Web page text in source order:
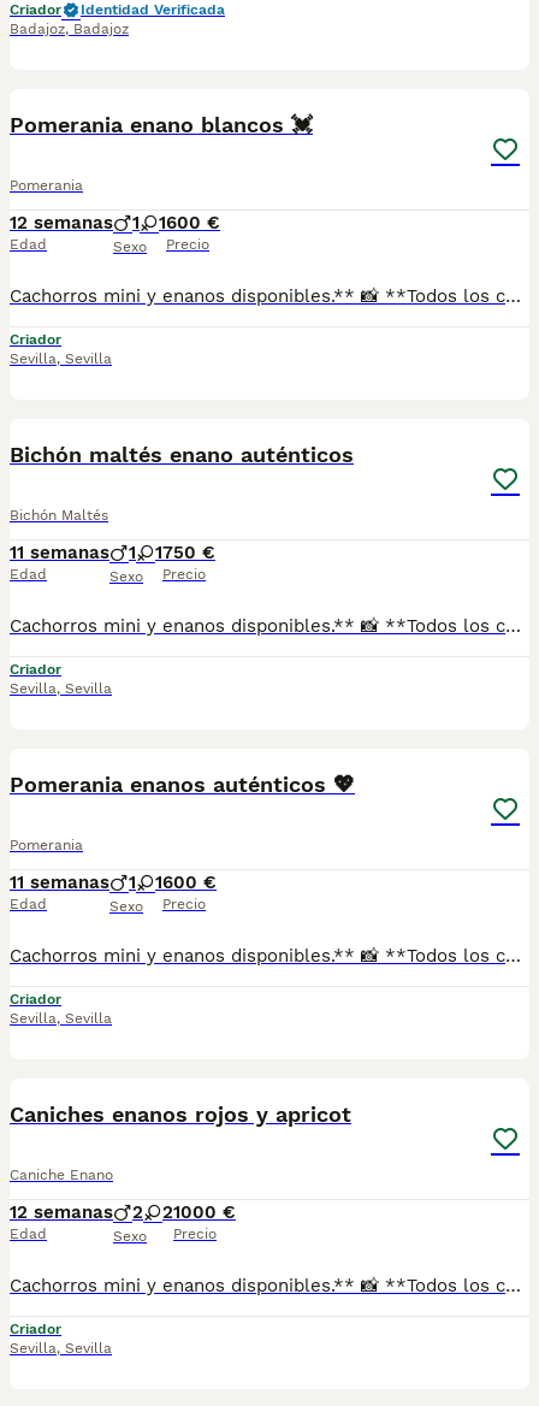
Criador
Identidad Verificada
Badajoz, Badajoz
Pomerania enano blancos 💓
Pomerania
12 semanas
Edad
1 1
Sexo
600 €
Precio
Cachorros mini y enanos disponibles.** 📸 **Todos los cachorros disponibles están publicados en nuestra web**, donde podrás ver fotos actualizadas, información y disponibilidad. ✅ Se entregan con: ✔ Cartilla veterinaria. ✔ Vacunas al día según la edad. ✔ Pienso para los primeros días. ✔ Contrato de compra. ✔ Garantía. 🚚 **Envíos con pago a la entrega** para mayor comodidad y tranquilidad. 📍 Enviamos a: Andalucía, Madrid, Cataluña, Comunidad Valenciana, Murcia, Aragón, Castilla-La Mancha, Castilla y León, Extremadura, Galicia, Asturias, Cantabria, País Vasco, Navarra y La Rioja. 📞 Teléfono y WhatsApp: **621 31 88 32** 🌐 Web: https://www.mundochihuahua.es
Criador
Sevilla, Sevilla
Bichón maltés enano auténticos
Bichón Maltés
11 semanas
Edad
1 1
Sexo
750 €
Precio
Cachorros mini y enanos disponibles.** 📸 **Todos los cachorros disponibles están publicados en nuestra web**, donde podrás ver fotos actualizadas, información y disponibilidad. ✅ Se entregan con: ✔ Cartilla veterinaria. ✔ Vacunas al día según la edad. ✔ Pienso para los primeros días. ✔ Contrato de compra. ✔ Garantía. 🚚 **Envíos con pago a la entrega** para mayor comodidad y tranquilidad. 📍 Enviamos a: Andalucía, Madrid, Cataluña, Comunidad Valenciana, Murcia, Aragón, Castilla-La Mancha, Castilla y León, Extremadura, Galicia, Asturias, Cantabria, País Vasco, Navarra y La Rioja. 📞 Teléfono y WhatsApp: **621 31 88 32** 🌐 Web: https://www.mundochihuahua.es
Criador
Sevilla, Sevilla
Pomerania enanos auténticos 💖
Pomerania
11 semanas
Edad
1 1
Sexo
600 €
Precio
Cachorros mini y enanos disponibles.** 📸 **Todos los cachorros disponibles están publicados en nuestra web**, donde podrás ver fotos actualizadas, información y disponibilidad. ✅ Se entregan con: ✔ Cartilla veterinaria. ✔ Vacunas al día según la edad. ✔ Pienso para los primeros días. ✔ Contrato de compra. ✔ Garantía. 🚚 **Envíos con pago a la entrega** para mayor comodidad y tranquilidad. 📍 Enviamos a: Andalucía, Madrid, Cataluña, Comunidad Valenciana, Murcia, Aragón, Castilla-La Mancha, Castilla y León, Extremadura, Galicia, Asturias, Cantabria, País Vasco, Navarra y La Rioja. 📞 Teléfono y WhatsApp: **621 31 88 32** 🌐 Web: https://www.mundochihuahua.es
Criador
Sevilla, Sevilla
Caniches enanos rojos y apricot
Caniche Enano
12 semanas
Edad
2 2
Sexo
1000 €
Precio
Cachorros mini y enanos disponibles.** 📸 **Todos los cachorros disponibles están publicados en nuestra web**, donde podrás ver fotos actualizadas, información y disponibilidad. ✅ Se entregan con: ✔ Cartilla veterinaria. ✔ Vacunas al día según la edad. ✔ Pienso para los primeros días. ✔ Contrato de compra. ✔ Garantía. 🚚 **Envíos con pago a la entrega** para mayor comodidad y tranquilidad. 📍 Enviamos a: Andalucía, Madrid, Cataluña, Comunidad Valenciana, Murcia, Aragón, Castilla-La Mancha, Castilla y León, Extremadura, Galicia, Asturias, Cantabria, País Vasco, Navarra y La Rioja. 📞 Teléfono y WhatsApp: **621 31 88 32** 🌐 Web: https://www.mundochihuahua.es
Criador
Sevilla, Sevilla